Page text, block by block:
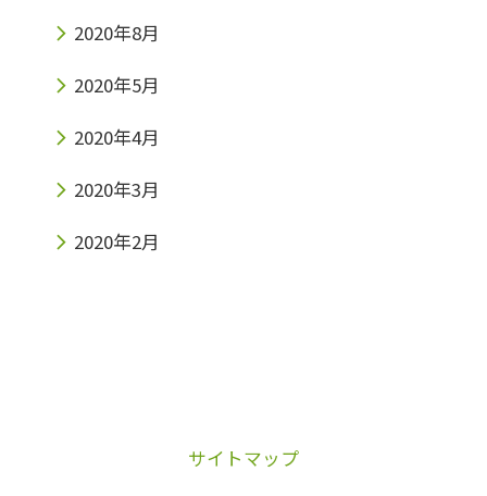
2020年8月
2020年5月
2020年4月
2020年3月
2020年2月
サイトマップ